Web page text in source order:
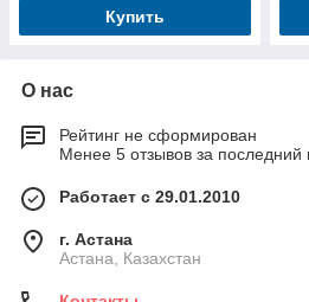
Купить
О нас
Рейтинг не сформирован
Менее 5 отзывов за последний
Работает с 29.01.2010
г. Астана
Астана, Казахстан